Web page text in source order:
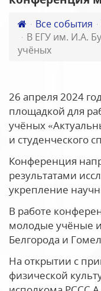
Все события
В ЕГУ им. И.А.
учёных
26 апреля 2024
площадкой для
учёных
и студенческого
Конференция
результатами
укрепление
В работе
молодые учёные
Белгорода и
На открытии с
физической